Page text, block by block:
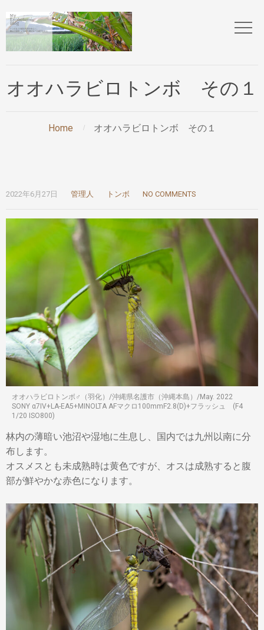
オオハラビロトンボ その１
Home オオハラビロトンボ その１
2022年6月27日 管理人 トンボ NO COMMENTS
オオハラビロトンボ♂（羽化）/沖縄県名護市（沖縄本島）/May. 2022
SONY α7IV+LA-EA5+MINOLTA AFマクロ100mmF2.8(D)+フラッシュ (F4
1/20 ISO800)
林内の薄暗い池沼や湿地に生息し、国内では九州以南に分
布します。
オスメスとも未成熟時は黄色ですが、オスは成熟すると腹
部が鮮やかな赤色になります。